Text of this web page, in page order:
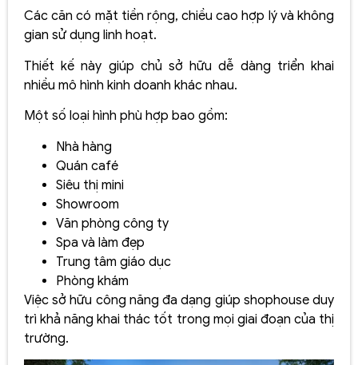
Các căn có mặt tiền rộng, chiều cao hợp lý và không
gian sử dụng linh hoạt.
Thiết kế này giúp chủ sở hữu dễ dàng triển khai
nhiều mô hình kinh doanh khác nhau.
Một số loại hình phù hợp bao gồm:
Nhà hàng
Quán café
Siêu thị mini
Showroom
Văn phòng công ty
Spa và làm đẹp
Trung tâm giáo dục
Phòng khám
Việc sở hữu công năng đa dạng giúp shophouse duy
trì khả năng khai thác tốt trong mọi giai đoạn của thị
trường.